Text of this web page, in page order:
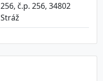
256, č.p. 256, 34802
Stráž